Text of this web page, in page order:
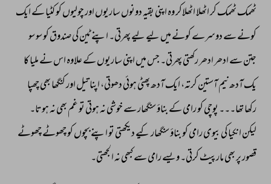
ٹھمک ٹھمک کر اٹھلا اٹھلاکر وہ اپنی بقیہ دونوں ساریوں اور چولیوں کو کٹیا کے ایک
کونے سے دوسرے کونے میں لیے لیے پھرتی۔ اپنے ٹین کی صندوق کو سو سو
جتن سے ادھر ادھر رکھتی پھرتی۔ جس میں اپنی ساریوں کے علاوہ اس نے ملیا کا
یک آدھ نیم آستین کرتہ، ایک آدھ پھٹی ہوئی دھوتی، اپنا تیل اور کنگھا بھی چھپا
رکھا تھا۔۔۔ پوچی کو رامی کے بناؤ سنگھار سے خوشی نہ ہوتی تو غم بھی نہ ہوتا۔
لیکن انکیا کی بیوی رامی کو بناؤ سنگھار کیے دیکھتی تو اپنے بچوں کو چھوٹے چھوٹے
قصور پر بھی مارپیٹ کرتی۔ ویسے رامی سے کبھی نہ الجھتی۔